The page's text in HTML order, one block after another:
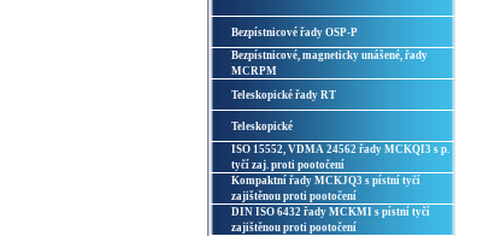
Bezpístnicové řady OSP-P
Bezpístnicové, magneticky unášené, řady
MCRPM
Teleskopické řady RT
Teleskopické
ISO 15552, VDMA 24562 řady MCKQI3 s p.
tyčí zaj. proti pootočení
Kompaktní řady MCKJQ3 s pístní tyčí
zajištěnou proti pootočení
DIN ISO 6432 řady MCKMI s pístní tyčí
zajištěnou proti pootočení